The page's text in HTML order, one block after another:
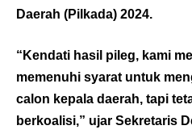
Daerah (Pilkada) 2024.
“Kendati hasil pileg, kami
memenuhi syarat untuk
calon kepala daerah, tapi
berkoalisi,” ujar Sekretaris